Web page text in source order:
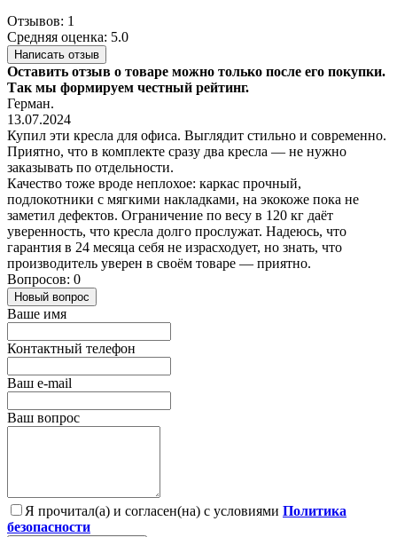
Отзывов: 1
Средняя оценка: 5.0
Написать отзыв
Оставить отзыв о товаре можно только после его покупки.
Так мы формируем честный рейтинг.
Герман.
13.07.2024
Купил эти кресла для офиса. Выглядит стильно и современно.
Приятно, что в комплекте сразу два кресла — не нужно
заказывать по отдельности.
Качество тоже вроде неплохое: каркас прочный,
подлокотники с мягкими накладками, на экокоже пока не
заметил дефектов. Ограничение по весу в 120 кг даёт
уверенность, что кресла долго прослужат. Надеюсь, что
гарантия в 24 месяца себя не израсходует, но знать, что
производитель уверен в своём товаре — приятно.
Вопросов: 0
Новый вопрос
Ваше имя
Контактный телефон
Ваш e-mail
Ваш вопрос
Я прочитал(а) и согласен(на) с условиями Политика
безопасности